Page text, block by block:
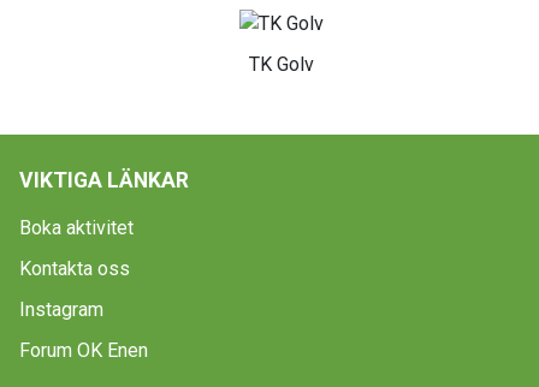
TK Golv
VIKTIGA LÄNKAR
Boka aktivitet
Kontakta oss
Instagram
Forum OK Enen